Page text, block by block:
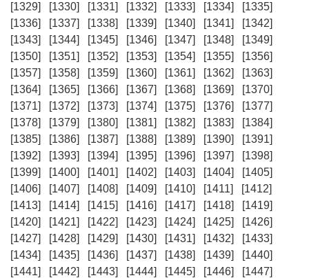
[1329]
[1330] [1331] [1332] [1333] [1334]
[1335]
[1336]
[1337] [1338] [1339] [1340] [1341]
[1342]
[1343]
[1344] [1345] [1346] [1347] [1348]
[1349]
[1350]
[1351] [1352] [1353] [1354] [1355]
[1356]
[1357]
[1358] [1359] [1360] [1361] [1362]
[1363]
[1364]
[1365] [1366] [1367] [1368] [1369]
[1370]
[1371]
[1372] [1373] [1374] [1375] [1376]
[1377]
[1378]
[1379] [1380] [1381] [1382] [1383]
[1384]
[1385]
[1386] [1387] [1388] [1389] [1390]
[1391]
[1392]
[1393] [1394] [1395] [1396] [1397]
[1398]
[1399]
[1400] [1401] [1402] [1403] [1404]
[1405]
[1406]
[1407] [1408] [1409] [1410] [1411]
[1412]
[1413]
[1414] [1415] [1416] [1417] [1418]
[1419]
[1420]
[1421] [1422] [1423] [1424] [1425]
[1426]
[1427]
[1428] [1429] [1430] [1431] [1432]
[1433]
[1434]
[1435] [1436] [1437] [1438] [1439]
[1440]
[1441]
[1442] [1443] [1444] [1445] [1446]
[1447]